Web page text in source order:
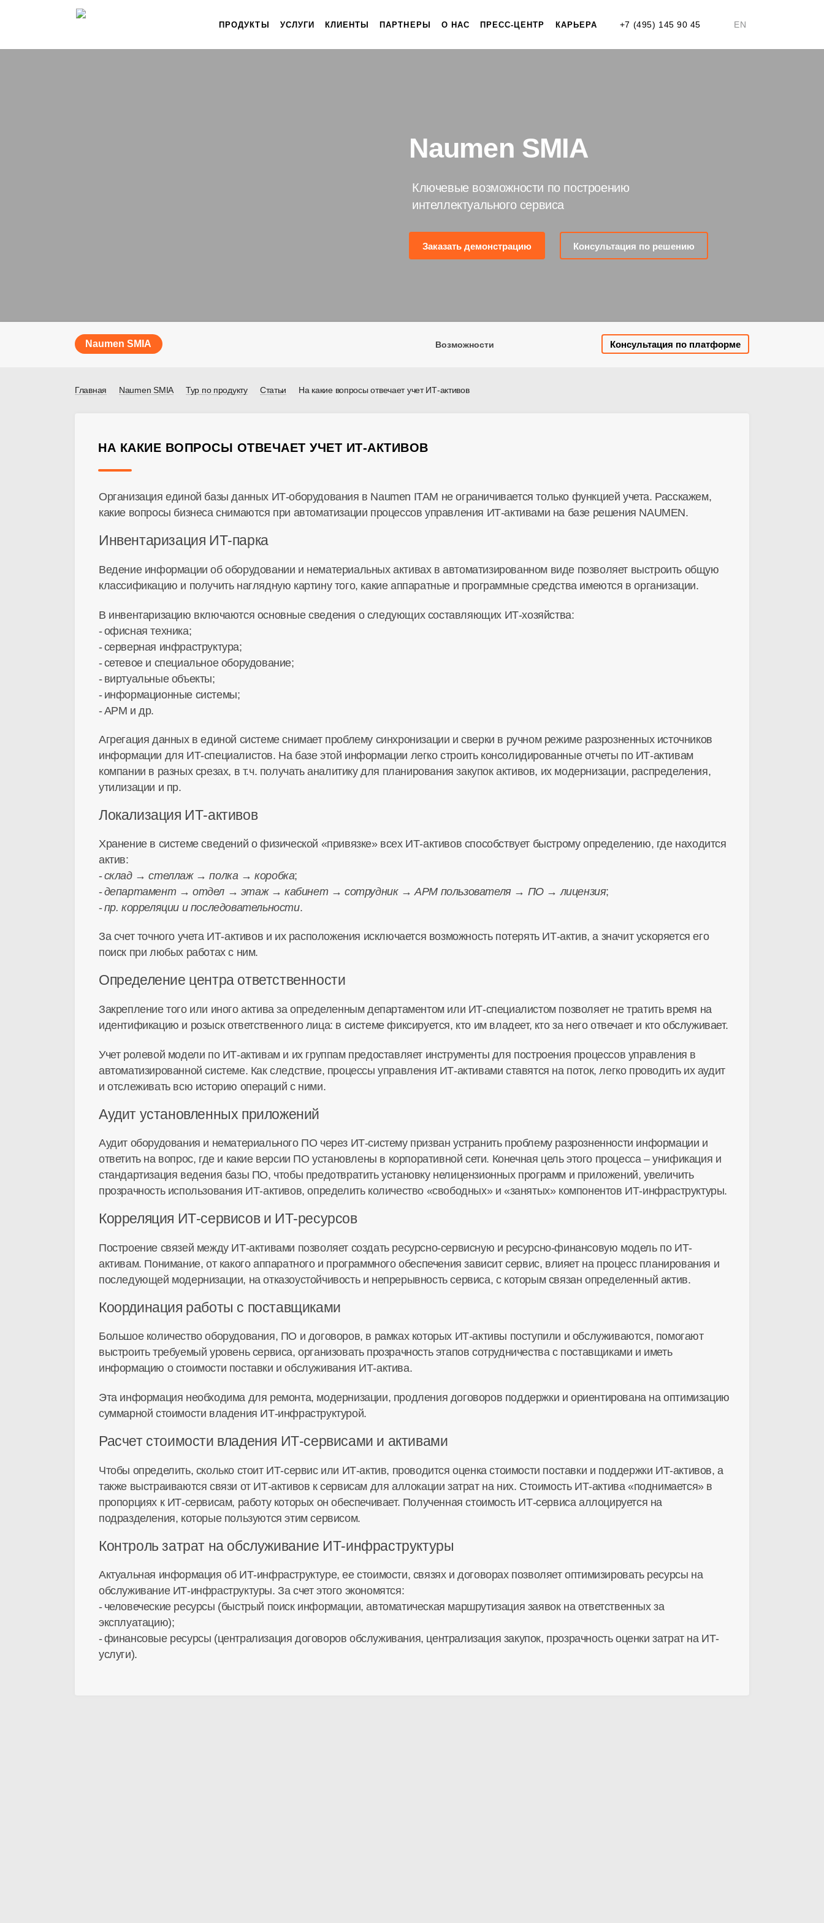
+7 (495) 145 90 45 EN
ПРОДУКТЫ УСЛУГИ КЛИЕНТЫ ПАРТНЕРЫ О НАС ПРЕСС-ЦЕНТР КАРЬЕРА
Naumen SMIA
Ключевые возможности по построению
интеллектуального сервиса
Заказать демонстрацию Консультация по решению
Возможности Консультация по платформе
Naumen SMIA
Главная Naumen SMIA Тур по продукту Статьи На какие вопросы отвечает учет ИТ-активов
НА КАКИЕ ВОПРОСЫ ОТВЕЧАЕТ УЧЕТ ИТ-АКТИВОВ
Организация единой базы данных ИТ-оборудования в Naumen ITAM не ограничивается только функцией учета. Расскажем,
какие вопросы бизнеса снимаются при автоматизации процессов управления ИТ-активами на базе решения NAUMEN.
Инвентаризация ИТ-парка
Ведение информации об оборудовании и нематериальных активах в автоматизированном виде позволяет выстроить общую
классификацию и получить наглядную картину того, какие аппаратные и программные средства имеются в организации.
В инвентаризацию включаются основные сведения о следующих составляющих ИТ-хозяйства:
офисная техника;
серверная инфраструктура;
сетевое и специальное оборудование;
виртуальные объекты;
информационные системы;
АРМ и др.
Агрегация данных в единой системе снимает проблему синхронизации и сверки в ручном режиме разрозненных источников
информации для ИТ-специалистов. На базе этой информации легко строить консолидированные отчеты по ИТ-активам
компании в разных срезах, в т.ч. получать аналитику для планирования закупок активов, их модернизации, распределения,
утилизации и пр.
Локализация ИТ-активов
Хранение в системе сведений о физической «привязке» всех ИТ-активов способствует быстрому определению, где находится
актив:
склад → стеллаж → полка → коробка;
департамент → отдел → этаж → кабинет → сотрудник → АРМ пользователя → ПО → лицензия;
пр. корреляции и последовательности.
За счет точного учета ИТ-активов и их расположения исключается возможность потерять ИТ-актив, а значит ускоряется его
поиск при любых работах с ним.
Определение центра ответственности
Закрепление того или иного актива за определенным департаментом или ИТ-специалистом позволяет не тратить время на
идентификацию и розыск ответственного лица: в системе фиксируется, кто им владеет, кто за него отвечает и кто обслуживает.
Учет ролевой модели по ИТ-активам и их группам предоставляет инструменты для построения процессов управления в
автоматизированной системе. Как следствие, процессы управления ИТ-активами ставятся на поток, легко проводить их аудит
и отслеживать всю историю операций с ними.
Аудит установленных приложений
Аудит оборудования и нематериального ПО через ИТ-систему призван устранить проблему разрозненности информации и
ответить на вопрос, где и какие версии ПО установлены в корпоративной сети. Конечная цель этого процесса – унификация и
стандартизация ведения базы ПО, чтобы предотвратить установку нелицензионных программ и приложений, увеличить
прозрачность использования ИТ-активов, определить количество «свободных» и «занятых» компонентов ИТ-инфраструктуры.
Корреляция ИТ-сервисов и ИТ-ресурсов
Построение связей между ИТ-активами позволяет создать ресурсно-сервисную и ресурсно-финансовую модель по ИТ-
активам. Понимание, от какого аппаратного и программного обеспечения зависит сервис, влияет на процесс планирования и
последующей модернизации, на отказоустойчивость и непрерывность сервиса, с которым связан определенный актив.
Координация работы с поставщиками
Большое количество оборудования, ПО и договоров, в рамках которых ИТ-активы поступили и обслуживаются, помогают
выстроить требуемый уровень сервиса, организовать прозрачность этапов сотрудничества с поставщиками и иметь
информацию о стоимости поставки и обслуживания ИТ-актива.
Эта информация необходима для ремонта, модернизации, продления договоров поддержки и ориентирована на оптимизацию
суммарной стоимости владения ИТ-инфраструктурой.
Расчет стоимости владения ИТ-сервисами и активами
Чтобы определить, сколько стоит ИТ-сервис или ИТ-актив, проводится оценка стоимости поставки и поддержки ИТ-активов, а
также выстраиваются связи от ИТ-активов к сервисам для аллокации затрат на них. Стоимость ИТ-актива «поднимается» в
пропорциях к ИТ-сервисам, работу которых он обеспечивает. Полученная стоимость ИТ-сервиса аллоцируется на
подразделения, которые пользуются этим сервисом.
Контроль затрат на обслуживание ИТ-инфраструктуры
Актуальная информация об ИТ-инфраструктуре, ее стоимости, связях и договорах позволяет оптимизировать ресурсы на
обслуживание ИТ-инфраструктуры. За счет этого экономятся:
человеческие ресурсы (быстрый поиск информации, автоматическая маршрутизация заявок на ответственных за
эксплуатацию);
финансовые ресурсы (централизация договоров обслуживания, централизация закупок, прозрачность оценки затрат на ИТ-
услуги).